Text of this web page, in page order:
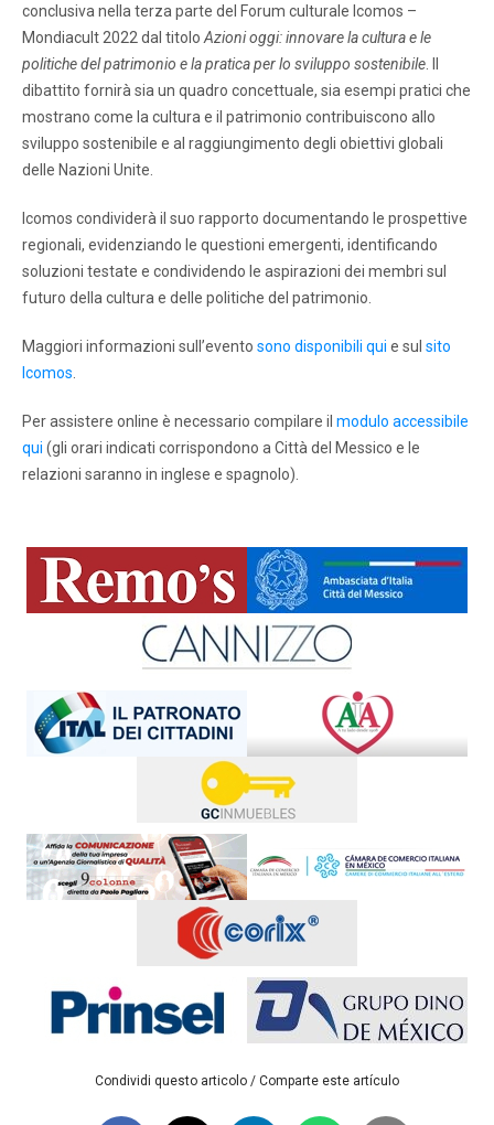
conclusiva nella terza parte del Forum culturale Icomos –
Mondiacult 2022 dal titolo Azioni oggi: innovare la cultura e le
politiche del patrimonio e la pratica per lo sviluppo sostenibile
dibattito fornirà sia un quadro concettuale, sia esempi pratici che
mostrano come la cultura e il patrimonio contribuiscono allo
sviluppo sostenibile e al raggiungimento degli obiettivi globali
delle Nazioni Unite.
Icomos condividerà il suo rapporto documentando le prospettive
regionali, evidenziando le questioni emergenti, identificando
soluzioni testate e condividendo le aspirazioni dei membri sul
futuro della cultura e delle politiche del patrimonio.
Maggiori informazioni sull’evento sono disponibili qui e sul sito
Icomos
Per assistere online è necessario compilare il modulo accessibile
qui (gli orari indicati corrispondono a Città del Messico e le
relazioni saranno in inglese e spagnolo).
Condividi questo articolo / Comparte este artículo